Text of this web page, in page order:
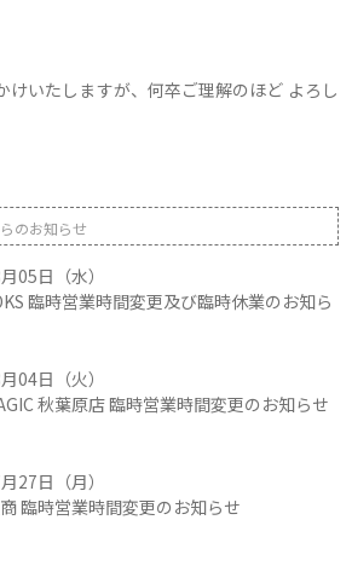
けいたしますが、何卒ご理解のほど よろし
のお知らせ
05日（水）
臨時営業時間変更及び臨時休業のお知ら
04日（火）
秋葉原店 臨時営業時間変更のお知らせ
27日（月）
臨時営業時間変更のお知らせ